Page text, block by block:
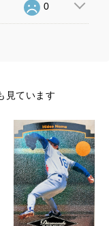
0
見ています